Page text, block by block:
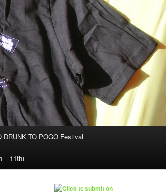
DRUNK TO POGO Festival
– 11th)